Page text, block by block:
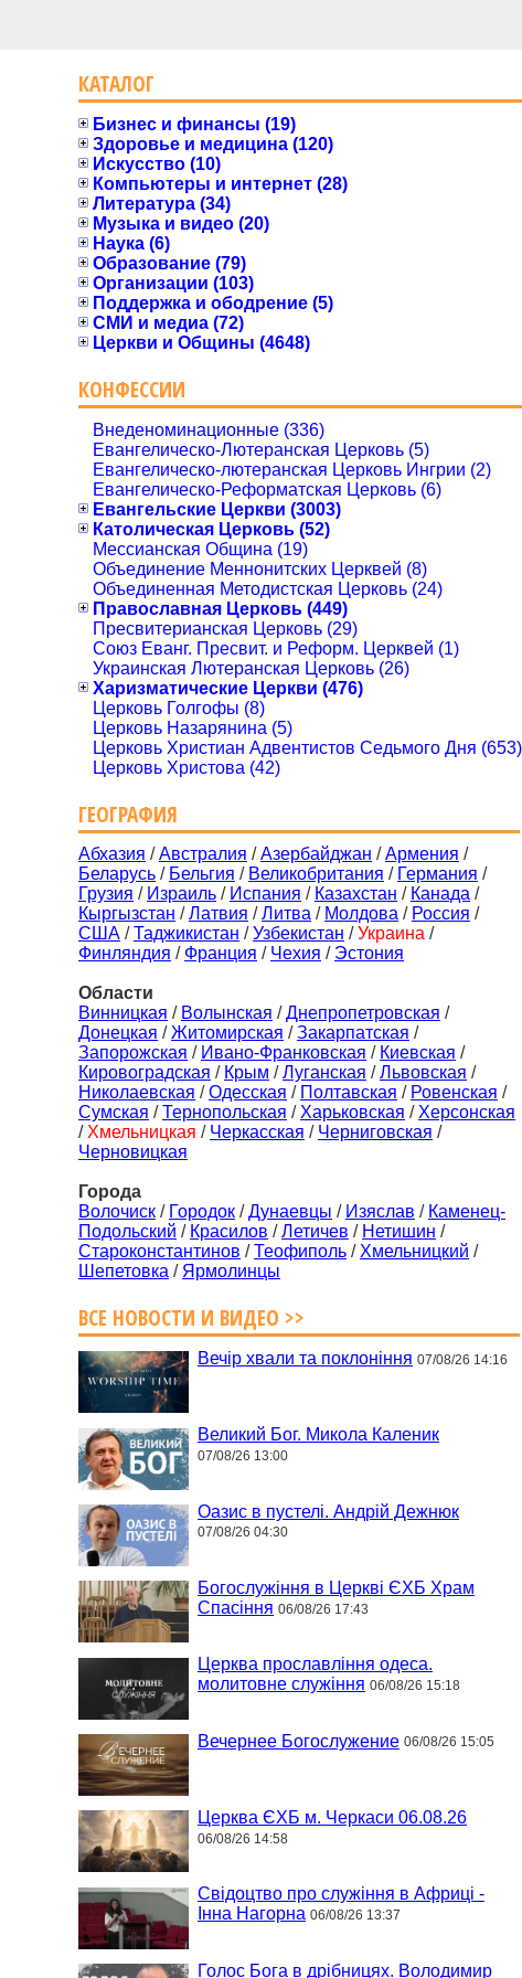
КАТАЛОГ
Бизнес и финансы (19)
Здоровье и медицина (120)
Искусство (10)
Компьютеры и интернет (28)
Литература (34)
Музыка и видео (20)
Наука (6)
Образование (79)
Организации (103)
Поддержка и ободрение (5)
СМИ и медиа (72)
Церкви и Общины (4648)
КОНФЕССИИ
Внеденоминационные (336)
Евангелическо-Лютеранская Церковь (5)
Евангелическо-лютеранская Церковь Ингрии (2)
Евангелическо-Реформатская Церковь (6)
Евангельские Церкви (3003)
Католическая Церковь (52)
Мессианская Община (19)
Объединение Меннонитских Церквей (8)
Объединенная Методистская Церковь (24)
Православная Церковь (449)
Пресвитерианская Церковь (29)
Союз Еванг. Пресвит. и Реформ. Церквей (1)
Украинская Лютеранская Церковь (26)
Харизматические Церкви (476)
Церковь Голгофы (8)
Церковь Назарянина (5)
Церковь Христиан Адвентистов Седьмого Дня (653)
Церковь Христова (42)
ГЕОГРАФИЯ
Абхазия /Австралия /Азербайджан /Армения /
Беларусь / Бельгия / Великобритания / Германия /
Грузия / Израиль / Испания / Казахстан / Канада /
Кыргызстан /Латвия /Литва / Молдова / Россия /
США /Таджикистан /Узбекистан /Украина /
Финляндия / Франция / Чехия / Эстония
Области
Винницкая / Волынская /Днепропетровская /
Донецкая /Житомирская /Закарпатская /
Запорожская / Ивано-Франковская / Киевская /
Кировоградская / Крым /Луганская /Львовская /
Николаевская /Одесская / Полтавская / Ровенская /
Сумская /Тернопольская / Харьковская / Херсонская
/ Хмельницкая / Черкасская / Черниговская /
Черновицкая
Города
Волочиск / Городок /Дунаевцы / Изяслав / Каменец-
Подольский / Красилов /Летичев / Нетишин /
Староконстантинов /Теофиполь / Хмельницкий /
Шепетовка / Ярмолинцы
ВСЕ НОВОСТИ И ВИДЕО >>
Вечір хвали та поклоніння 07/08/26 14:16
Великий Бог. Микола Каленик
07/08/26 13:00
Оазис в пустелі. Андрій Дежнюк
07/08/26 04:30
Богослужіння в Церкві ЄХБ Храм
Спасіння 06/08/26 17:43
Церква прославління одеса.
молитовне служіння 06/08/26 15:18
Вечернее Богослужение 06/08/26 15:05
Церква ЄХБ м. Черкаси 06.08.26
06/08/26 14:58
Свідоцтво про служіння в Африці -
Інна Нагорна 06/08/26 13:37
Голос Бога в дрібницях. Володимир